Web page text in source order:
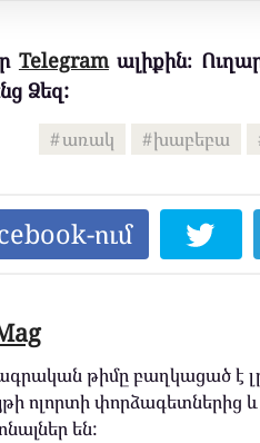
Telegramալիքին։
Ձեզ:
առակ խաբեբա
ում
թիմը բաղկացած է
ոլորտի փորձագետներից և
են: